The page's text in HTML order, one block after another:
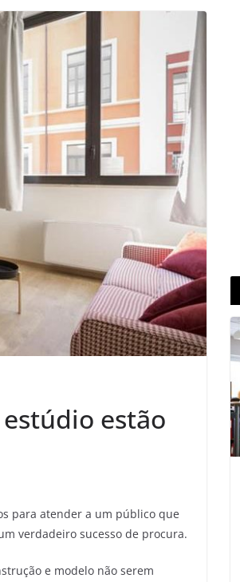
estão
para atender a um público que
verdadeiro sucesso de procura.
e modelo não serem